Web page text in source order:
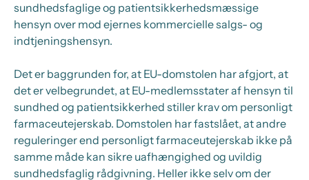
sundhedsfaglige og patientsikkerhedsmæssige
hensyn over mod ejernes kommercielle salgs- og
indtjeningshensyn.
Det er baggrunden for, at EU-domstolen har afgjort, at
det er velbegrundet, at EU-medlemsstater af hensyn til
sundhed og patientsikkerhed stiller krav om personligt
farmaceutejerskab. Domstolen har fastslået, at andre
reguleringer end personligt farmaceutejerskab ikke på
samme måde kan sikre uafhængighed og uvildig
sundhedsfaglig rådgivning. Heller ikke selv om der